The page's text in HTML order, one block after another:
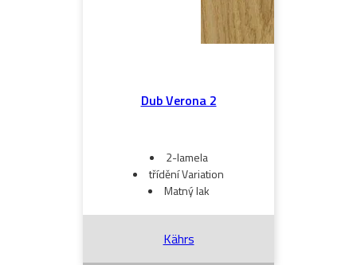
Dub Verona 2
2-lamela
třídění Variation
Matný lak
Kährs